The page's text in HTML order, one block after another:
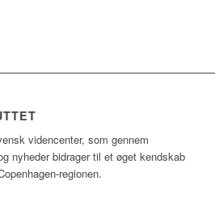
videncenter, som gennem
nyheder bidrager til et øget kendskab
regionen.